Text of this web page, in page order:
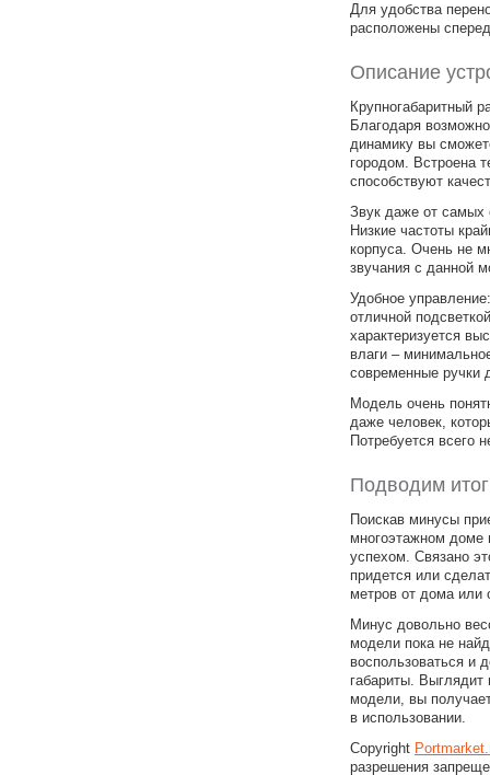
Для удобства
расположены
Описание
Крупногабаритный
Благодаря
динамику вы
городом. Встроена
способствуют
Звук даже от самых
Низкие частоты
корпуса. Очень не
звучания с данной
Удобное
отличной
характеризуется
влаги –
современные ручки
Модель очень
даже человек,
Потребуется всего
Подводим
Поискав минусы
многоэтажном доме
успехом. Связано
придется или
метров от дома или
Минус довольно
модели пока не
воспользоваться и
габариты.
модели, вы
в использовании.
Copyright
разрешения